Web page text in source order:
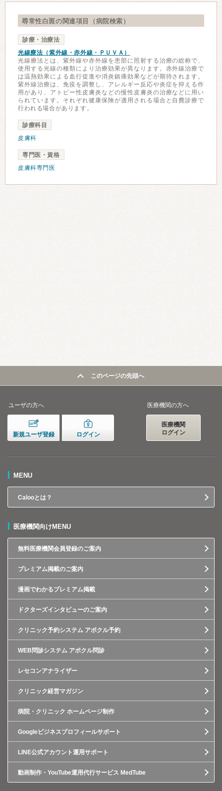
尋常性白斑の関連項目（病院検索）
診療・治療法
光線療法（紫外線・赤外線・ＰＵＶＡ）
光線療法とは、紫外線や赤外線を患部に照射する治療の総称で、
使用する光線の種類により治療効果が異なります。赤外線治療で
は温熱効果による血行促進や消炎鎮痛効果などが期待されます。
紫外線治療は、免疫を調整し、アレルギー反応や炎症を抑える作
用があり、アトピー性皮膚炎などの慢性皮膚炎の治療などに用い
られています。それぞれ健康保険が適用される場合と自費診療で
行われる場合があります。
診療科目
皮膚科
専門医・資格
皮膚科専門医
このページの先頭へ
ユーザの方へ
新規ユーザ登録 ログイン
医療機関の方へ
医療機関
ログイン
MENU
Calooとは？
医療機関向けMENU
無料医療機関会員登録のご案内
プレミアム掲載のご案内
漫画でわかるプレミアム掲載
ドクターズインタビューのご案内
クリニック予約システム アポクル予約
WEB問診システム アポクル問診
レセコンアナライザー
クリニック経営マガジン
病院・クリニック ホームページ制作
Googleビジネスプロフィールサポート
LINE公式アカウント運用サポート
動画制作・YouTube運用代行サービス MedTube